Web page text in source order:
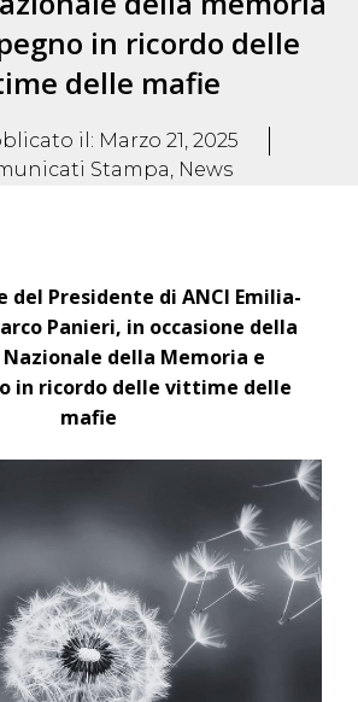
in ricordo delle
delle mafie
il: Marzo 21, 2025
Stampa News
del Presidente di ANCI Emilia-
Panieri, in occasione della
della Memoria e
in ricordo delle vittime delle
mafie